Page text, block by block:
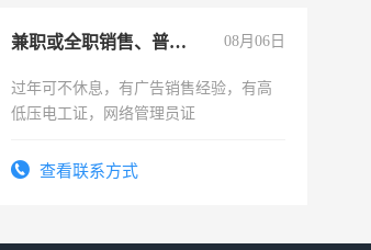
兼职或全职销售、普工、维修 08月06日
过年可不休息，有广告销售经验，有高
低压电工证，网络管理员证
查看联系方式